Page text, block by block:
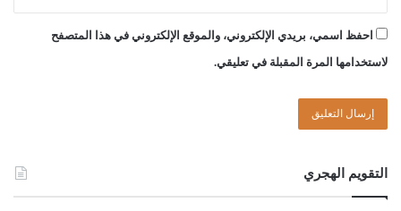
احفظ اسمي، بريدي الإلكتروني، والموقع الإلكتروني في هذا المتصفح
لاستخدامها المرة المقبلة في تعليقي.
التقويم الهجري